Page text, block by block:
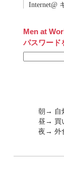
Internet@
Men at
パスワード
朝→ 自
昼→ 買
夜→ 外